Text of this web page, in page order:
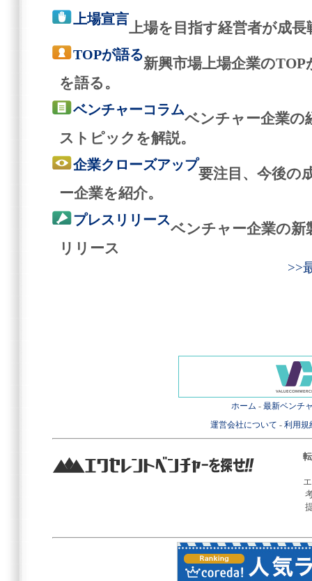
上場宣言
上場を目指す経営者が成
TOPが語る
新興市場上場企業の
を語る。
ベンチャーコラム
ベンチャー企業の
ストピックを解説。
企業クローズアップ
要注目、今後の
ー企業を紹介。
プレスリリース
ベンチャー企業の新
リリース
>>
ホーム - 最新ベンチ
運営会社について - 利用規